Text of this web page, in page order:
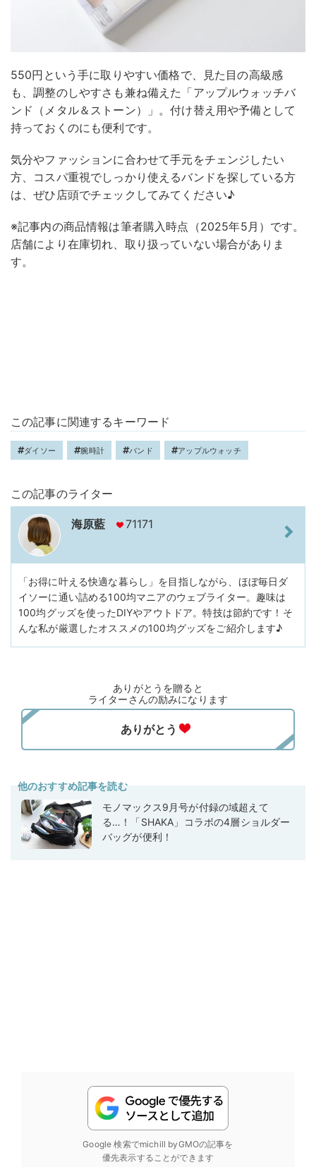
550円という手に取りやすい価格で、見た目の高級感
も、調整のしやすさも兼ね備えた「アップルウォッチバ
ンド（メタル＆ストーン）」。付け替え用や予備として
持っておくのにも便利です。
気分やファッションに合わせて手元をチェンジしたい
方、コスパ重視でしっかり使えるバンドを探している方
は、ぜひ店頭でチェックしてみてください♪
※記事内の商品情報は筆者購入時点（2025年5月）です。
店舗により在庫切れ、取り扱っていない場合がありま
す。
この記事に関連するキーワード
ダイソー 腕時計 バンド アップルウォッチ
この記事のライター
海原藍 71171
「お得に叶える快適な暮らし」を目指しながら、ほぼ毎日ダ
イソーに通い詰める100均マニアのウェブライター。趣味は
100均グッズを使ったDIYやアウトドア。特技は節約です！そ
んな私が厳選したオススメの100均グッズをご紹介します♪
ありがとうを贈ると
ライターさんの励みになります
他のおすすめ記事を読む
モノマックス9月号が付録の域超えて
る…！「SHAKA」コラボの4層ショルダー
バッグが便利！
Google 検索でmichill byGMOの記事を
優先表示することができます